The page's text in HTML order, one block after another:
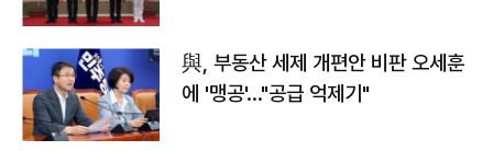
與, 부동산 세제 개편안 비판 오세훈
에 '맹공'…"공급 억제기"